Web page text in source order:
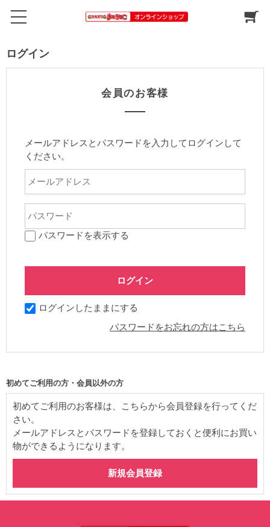
ログイン
会員のお客様
メールアドレスとパスワードを入力してログインして
ください。
パスワードを表示する
ログインしたままにする
パスワードをお忘れの方はこちら
初めてご利用の方・会員以外の方
初めてご利用のお客様は、こちらから会員登録を行ってくだ
さい。
メールアドレスとパスワードを登録しておくと便利にお買い
物ができるようになります。